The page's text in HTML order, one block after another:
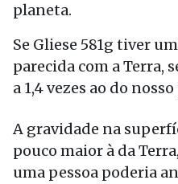
planeta.
Se Gliese 581g tiver
parecida com a Terra,
a 1,4 vezes ao do
A gravidade na
pouco maior à da
uma pessoa poderia